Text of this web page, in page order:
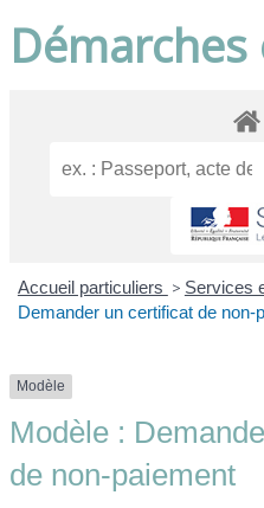
Démarches
Accueil particuliers > Services
Demander un certificat de non-
Modèle
Modèle :
de non-paiement